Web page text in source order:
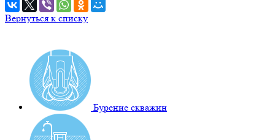
Вернуться к списку
Бурение скважин